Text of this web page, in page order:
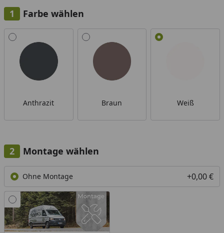
Farbe wählen
Alle anzeigen (3)
Anthrazit Braun Weiß
Montage wählen
Ohne Montage +0,00 €